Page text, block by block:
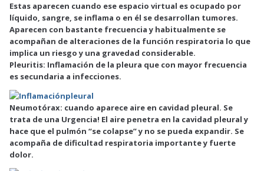
Estas aparecen cuando ese espacio virtual es ocupado por
líquido, sangre, se inflama o en él se desarrollan tumores.
Aparecen con bastante frecuencia y habitualmente se
acompañan de alteraciones de la función respiratoria lo que
implica un riesgo y una gravedad considerable.
Pleuritis: Inflamación de la pleura que con mayor frecuencia
es secundaria a infecciones.
Neumotórax: cuando aparece aire en cavidad pleural. Se
trata de una Urgencia! El aire penetra en la cavidad pleural y
hace que el pulmón “se colapse” y no se pueda expandir. Se
acompaña de dificultad respiratoria importante y fuerte
dolor.